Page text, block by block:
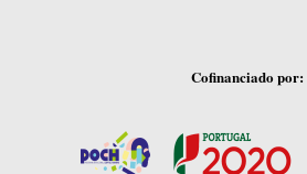
Cofinanciado por: